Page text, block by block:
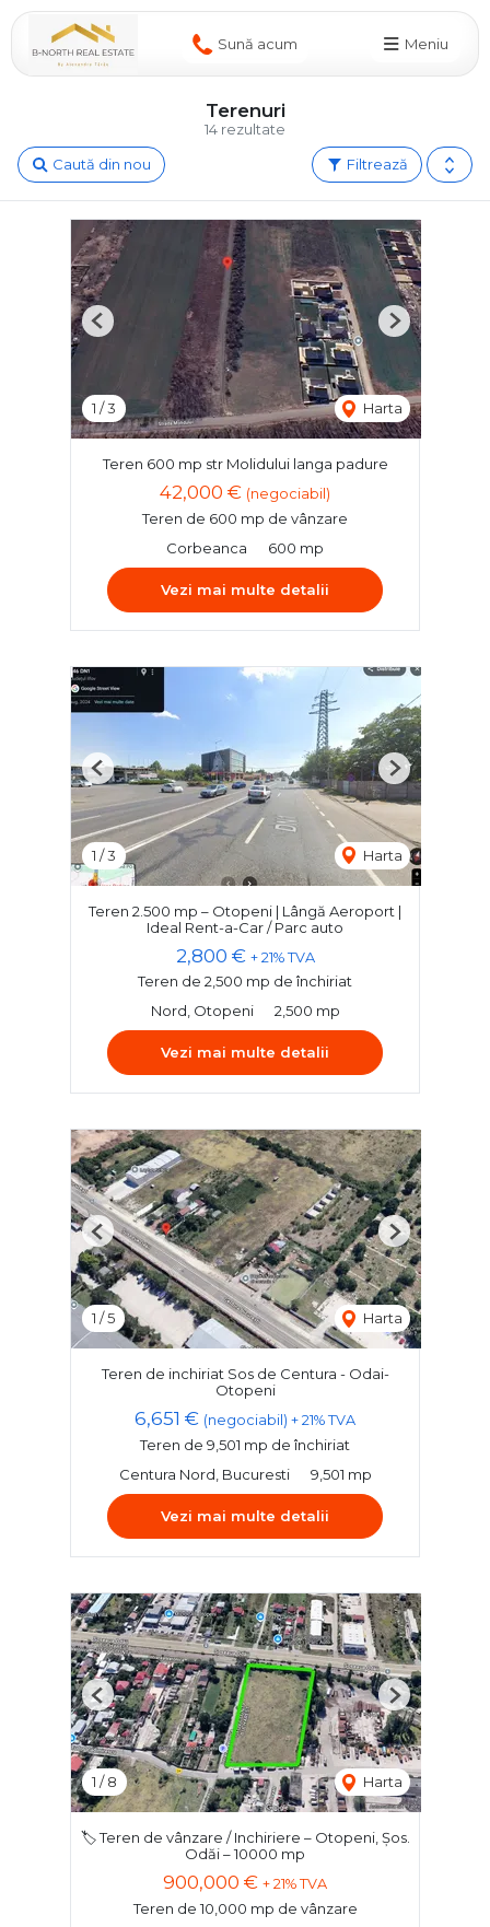
Sună acum Meniu
14 rezultate
Terenuri
Filtrează
Caută din nou
1 /3 Harta
Previous Next
Teren 600 mp str Molidului langa padure
42,000 € (negociabil)
Teren de 600 mp de vânzare
Corbeanca
600 mp
Vezi mai multe detalii
1 /3 Harta
Previous Next
Teren 2.500 mp – Otopeni | Lângă Aeroport |
Ideal Rent-a-Car / Parc auto
2,800 € + 21% TVA
Teren de 2,500 mp de închiriat
Nord, Otopeni
2,500 mp
Vezi mai multe detalii
1 /5 Harta
Previous Next
Teren de inchiriat Sos de Centura - Odai-
Otopeni
6,651 € (negociabil) + 21% TVA
Teren de 9,501 mp de închiriat
Centura Nord, Bucuresti
9,501 mp
Vezi mai multe detalii
1 /8 Harta
Previous Next
🏷️ Teren de vânzare / Inchiriere – Otopeni, Șos.
Odăi – 10000 mp
900,000 € + 21% TVA
Teren de 10,000 mp de vânzare